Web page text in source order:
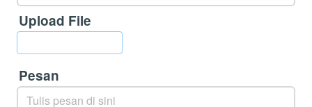
Upload File
Pesan